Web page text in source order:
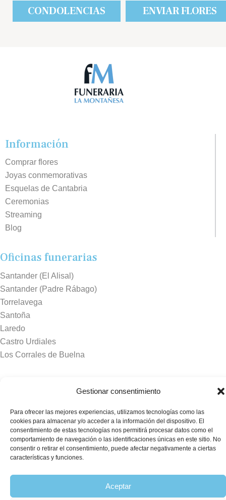
Gestionar consentimiento
Para ofrecer las mejores experiencias, utilizamos tecnologías como las
cookies para almacenar y/o acceder a la información del dispositivo. El
consentimiento de estas tecnologías nos permitirá procesar datos como el
comportamiento de navegación o las identificaciones únicas en este sitio. No
consentir o retirar el consentimiento, puede afectar negativamente a ciertas
características y funciones.
Aceptar
CONDOLENCIAS ENVIAR FLORES
Información
Comprar flores
Joyas conmemorativas
Esquelas de Cantabria
Ceremonias
Streaming
Blog
Oficinas funerarias
Santander (El Alisal)
Santander (Padre Rábago)
Torrelavega
Santoña
Laredo
Castro Urdiales
Los Corrales de Buelna
Sierrallana
Real Valle de Cayón
Laredo
Puente Viesgo